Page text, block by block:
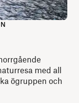
med all
ögruppen och